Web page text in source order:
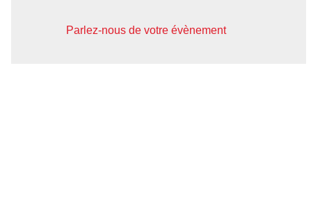
Parlez-nous de votre évènement